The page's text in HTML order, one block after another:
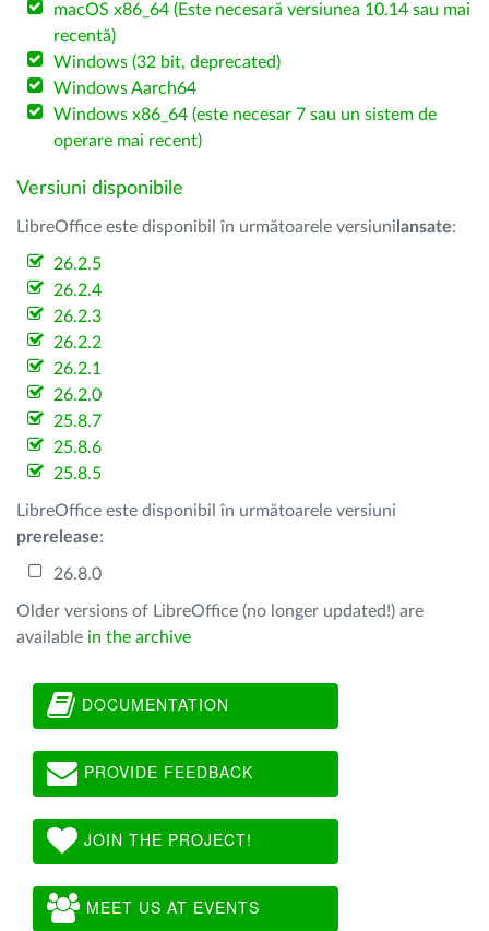
macOS x86_64 (Este necesară versiunea 10.14 sau mai
recentă)
Windows (32 bit, deprecated)
Windows Aarch64
Windows x86_64 (este necesar 7 sau un sistem de
operare mai recent)
Versiuni disponibile
LibreOffice este disponibil în următoarele versiuni lansate:
26.2.5
26.2.4
26.2.3
26.2.2
26.2.1
26.2.0
25.8.7
25.8.6
25.8.5
LibreOffice este disponibil în următoarele versiuni
prerelease:
26.8.0
Older versions of LibreOffice (no longer updated!) are
available in the archive
DOCUMENTATION
PROVIDE FEEDBACK
JOIN THE PROJECT!
MEET US AT EVENTS